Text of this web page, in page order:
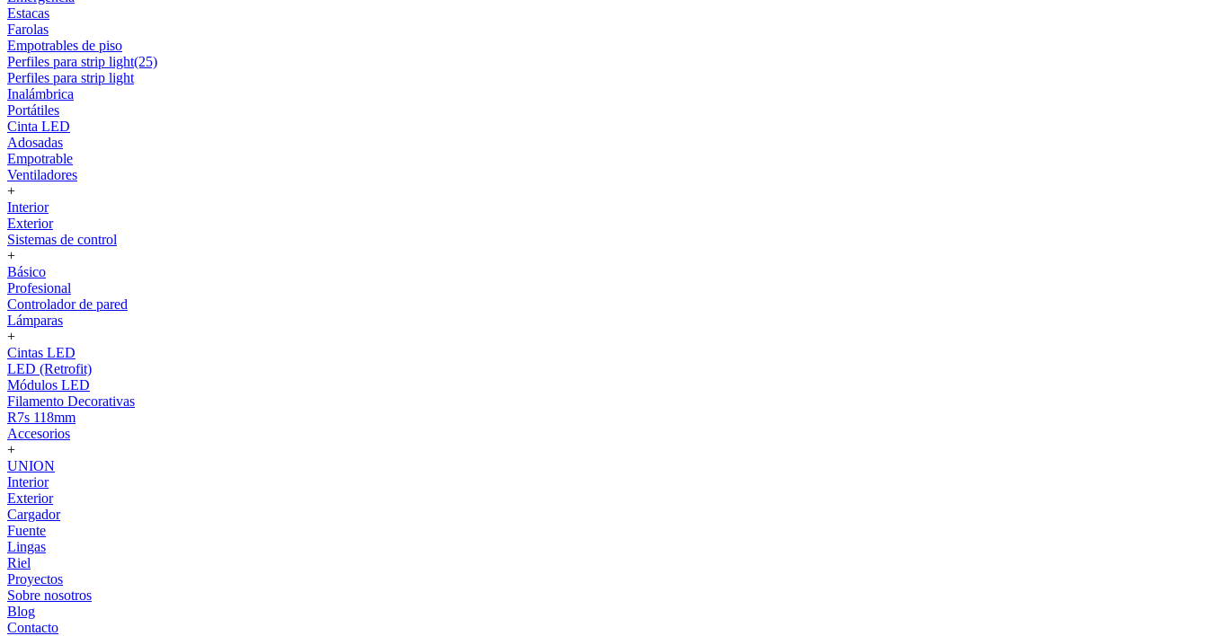
Estacas
Farolas
Empotrables de piso
Perfiles para strip light(25)
Perfiles para strip light
Inalámbrica
Portátiles
Cinta LED
Adosadas
Empotrable
Ventiladores
+
Interior
Exterior
Sistemas de control
+
Básico
Profesional
Controlador de pared
Lámparas
+
Cintas LED
LED (Retrofit)
Módulos LED
Filamento Decorativas
R7s 118mm
Accesorios
+
UNION
Interior
Exterior
Cargador
Fuente
Lingas
Riel
Proyectos
Sobre nosotros
Blog
Contacto